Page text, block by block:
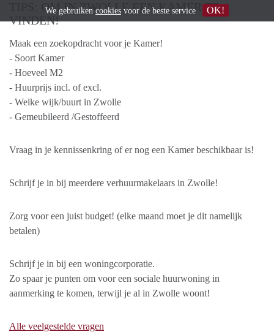
TIPS: OM IN ZWOLLE EEN KAMER TE
VINDEN!
Maak een zoekopdracht voor je Kamer!
- Soort Kamer
- Hoeveel M2
- Huurprijs incl. of excl.
- Welke wijk/buurt in Zwolle
- Gemeubileerd /Gestoffeerd
Vraag in je kennissenkring of er nog een Kamer beschikbaar is!
Schrijf je in bij meerdere verhuurmakelaars in Zwolle!
Zorg voor een juist budget! (elke maand moet je dit namelijk
betalen)
Schrijf je in bij een woningcorporatie.
Zo spaar je punten om voor een sociale huurwoning in
aanmerking te komen, terwijl je al in Zwolle woont!
Alle veelgestelde vragen
We gebruiken cookies voor de beste service OK!